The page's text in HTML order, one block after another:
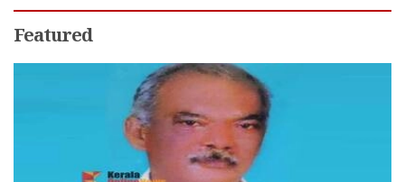
Featured